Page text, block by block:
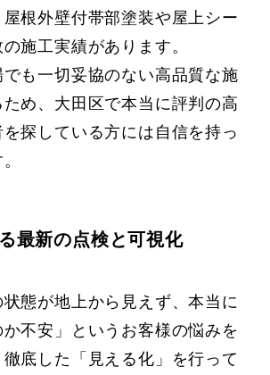
根外壁付帯部塗装や屋上シー
施工実績があります。
も一切妥協のない高品質な施
め、大田区で本当に評判の高
探している方には自信を持っ
最新の点検と可視化
状態が地上から見えず、本当に
不安」というお客様の悩みを
底した「見える化」を行って